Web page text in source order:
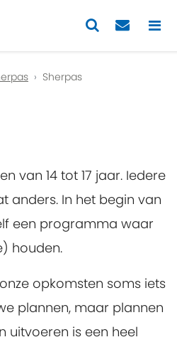
Sherpas
van 14 tot 17 jaar. Iedere
anders. In het begin van
een programma waar
houden.
opkomsten soms iets
plannen, maar plannen
uitvoeren is een heel